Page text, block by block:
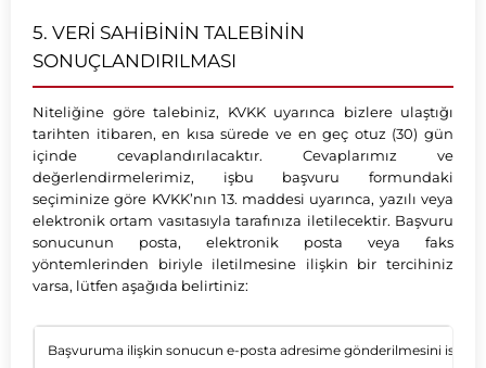
5. VERİ SAHİBİNİN TALEBİNİN
SONUÇLANDIRILMASI
Niteliğine göre talebiniz, KVKK uyarınca bizlere ulaştığı
tarihten itibaren, en kısa sürede ve en geç otuz (30) gün
içinde cevaplandırılacaktır. Cevaplarımız ve
değerlendirmelerimiz, işbu başvuru formundaki
seçiminize göre KVKK’nın 13. maddesi uyarınca, yazılı veya
elektronik ortam vasıtasıyla tarafınıza iletilecektir. Başvuru
sonucunun posta, elektronik posta veya faks
yöntemlerinden biriyle iletilmesine ilişkin bir tercihiniz
varsa, lütfen aşağıda belirtiniz:
Başvuruma ilişkin sonucun e-posta adresime gönderilmesini